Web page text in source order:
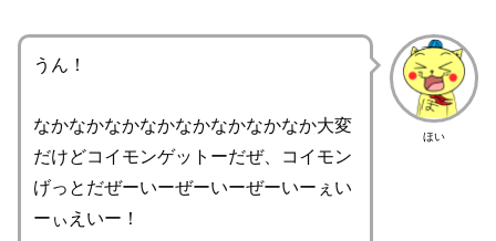
ほい
うん！
なかなかなかなかなかなかなかなか大変
だけどコイモンゲットーだぜ、コイモン
げっとだぜーいーぜーいーぜーいーぇい
ーぃえいー！